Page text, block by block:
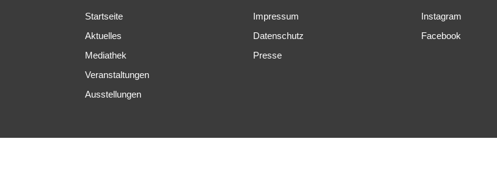
Startseite
Aktuelles
Mediathek
Veranstaltungen
Ausstellungen
Impressum
Datenschutz
Presse
Instagram
Facebook